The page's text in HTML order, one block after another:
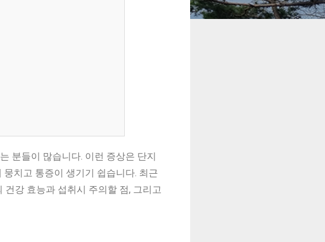
분들이 많습니다. 이런 증상은 단지
치고 통증이 생기기 쉽습니다. 최근
강 효능과 섭취시 주의할 점, 그리고